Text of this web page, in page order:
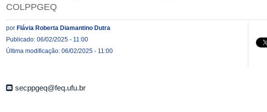
COLPPGEQ
por Flávia Roberta Diamantino Dutra
Publicado: 06/02/2025 - 11:00
Última modificação: 06/02/2025 - 11:00
secppgeq@feq.ufu.br